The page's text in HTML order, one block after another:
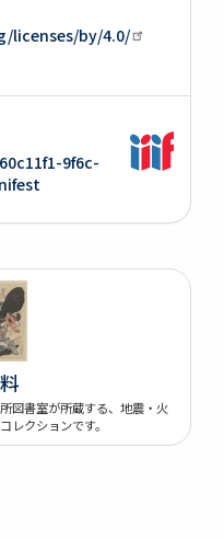
licenses/by/4.0/
9f6c-
図書室が所蔵する、地震・火
レクションです。